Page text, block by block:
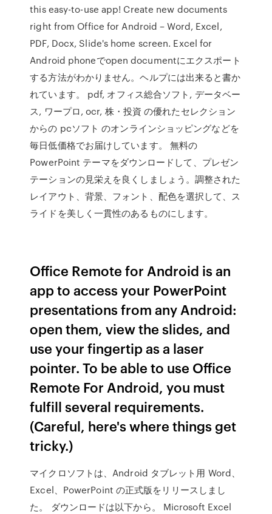
this easy-to-use app! Create new documents
right from Office for Android – Word, Excel,
PDF, Docx, Slide's home screen. Excel for
Android phoneでopen documentにエクスポート
する方法がわかりません。ヘルプには出来ると書か
れています。 pdf, オフィス総合ソフト, データベー
ス, ワープロ, ocr, 株・投資 の優れたセレクション
からの pcソフト のオンラインショッピングなどを
毎日低価格でお届けしています。 無料の
PowerPoint テーマをダウンロードして、プレゼン
テーションの見栄えを良くしましょう。調整された
レイアウト、背景、フォント、配色を選択して、ス
ライドを美しく一貫性のあるものにします。
Office Remote for Android is an
app to access your PowerPoint
presentations from any Android:
open them, view the slides, and
use your fingertip as a laser
pointer. To be able to use Office
Remote For Android, you must
fulfill several requirements.
(Careful, here's where things get
tricky.)
マイクロソフトは、Android タブレット用 Word、
Excel、PowerPoint の正式版をリリースしまし
た。 ダウンロードは以下から。 Microsoft Excel